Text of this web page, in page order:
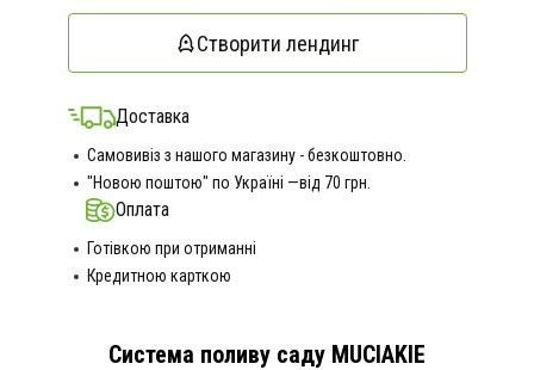
Створити лендинг
Доставка
Самовивіз з нашого магазину - безкоштовно.
"Новою поштою" по Україні —від 70 грн.
Оплата
Готівкою при отриманні
Кредитною карткою
Система поливу саду MUCIAKIE